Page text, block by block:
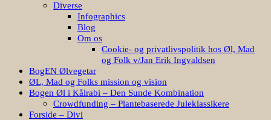
Diverse
Infographics
Blog
Om os
Cookie- og privatlivspolitik hos Øl, Mad
og Folk v/Jan Erik Ingvaldsen
BogEN Ølvegetar
ØL, Mad og Folks mission og vision
Bogen Øl i Kålrabi – Den Sunde Kombination
Crowdfunding – Plantebaserede Juleklassikere
Forside – Divi